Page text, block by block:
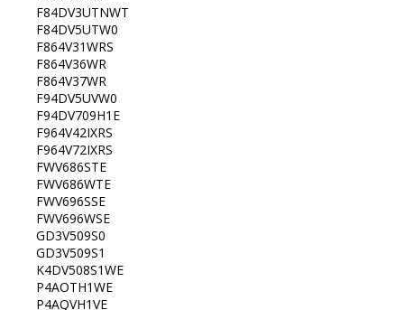
F84DV3UTNWT
F84DV5UTW0
F864V31WRS
F864V36WR
F864V37WR
F94DV5UVW0
F94DV709H1E
F964V42IXRS
F964V72IXRS
FWV686STE
FWV686WTE
FWV696SSE
FWV696WSE
GD3V509S0
GD3V509S1
K4DV508S1WE
P4AOTH1WE
P4AQVH1VE